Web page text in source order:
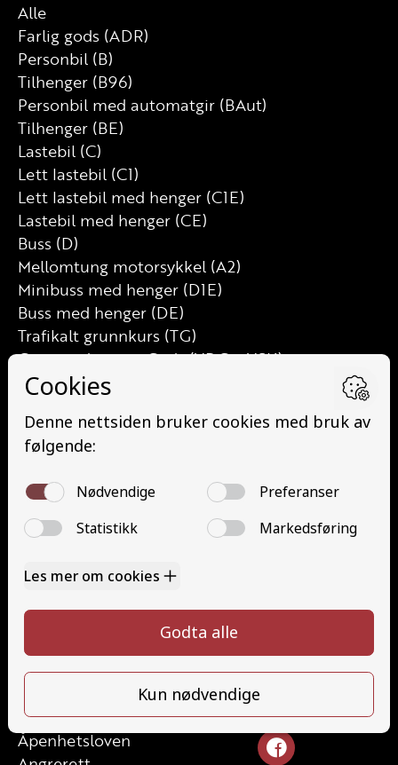
Alle
Farlig gods (ADR)
Personbil (B)
Tilhenger (B96)
Personbil med automatgir (BAut)
Tilhenger (BE)
Lastebil (C)
Lett lastebil (C1)
Lett lastebil med henger (C1E)
Lastebil med henger (CE)
Buss (D)
Mellomtung motorsykkel (A2)
Minibuss med henger (D1E)
Buss med henger (DE)
Trafikalt grunnkurs (TG)
Grunnutdanning Gods (YDG – YSK)
Grunnutdanning Person (YDP – YSK)
YSK Gods etterutdanning (EYDG)
Nettbasert teorikurs (Teorikurs)
Løfteredskap G11 (Løfteredskap G11)
Lastebilkran (G8) (Lastebilkran (G8))
Motorsykkel (A)
Kontakt
Priser
Elevside
Kontakt oss
Åpenhetsloven
info@halaasts.no
Følg oss